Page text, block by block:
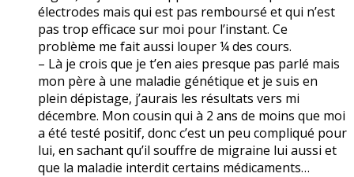
électrodes mais qui est pas remboursé et qui n’est
pas trop efficace sur moi pour l’instant. Ce
problème me fait aussi louper ¼ des cours.
– Là je crois que je t’en aies presque pas parlé mais
mon père à une maladie génétique et je suis en
plein dépistage, j’aurais les résultats vers mi
décembre. Mon cousin qui à 2 ans de moins que moi
a été testé positif, donc c’est un peu compliqué pour
lui, en sachant qu’il souffre de migraine lui aussi et
que la maladie interdit certains médicaments…